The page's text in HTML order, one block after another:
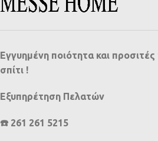
Εγγυημένη ποιότητα και προσιτές
σπίτι !
Εξυπηρέτηση Πελατών
☎️ 261 261 5215